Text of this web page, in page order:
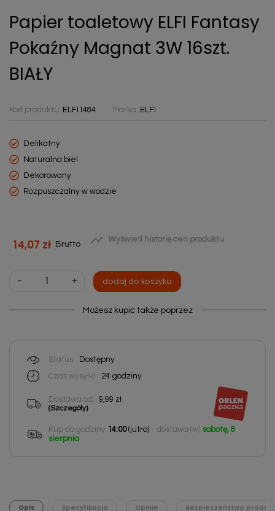
Papier toaletowy ELFI Fantasy
Pokaźny Magnat 3W 16szt.
BIAŁY
Kod produktu: ELFI1484 Marka: ELFI
Delikatny
Naturalna biel
Dekorowany
Rozpuszczalny w wodzie
14,07 zł Brutto  Wyświetl historię cen produktu
- + dodaj do koszyka
Możesz kupić także poprzez
Status:
Dostępny
Czas wysyłki:
24 godziny
Dostawa od: 9,99 zł
(Szczegóły)
Kup do godziny 14:00(jutro) - dostawa (w) sobotę, 8
sierpnia
Opis Specyfikacja Opinie Bezpieczeństwo